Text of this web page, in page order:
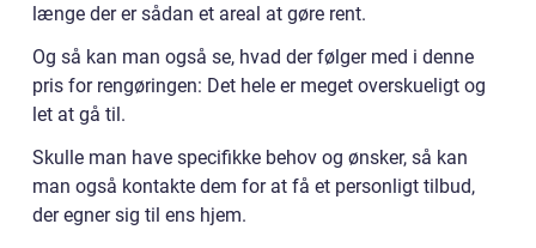
længe der er sådan et areal at gøre rent.
Og så kan man også se, hvad der følger med i denne
pris for rengøringen: Det hele er meget overskueligt og
let at gå til.
Skulle man have specifikke behov og ønsker, så kan
man også kontakte dem for at få et personligt tilbud,
der egner sig til ens hjem.